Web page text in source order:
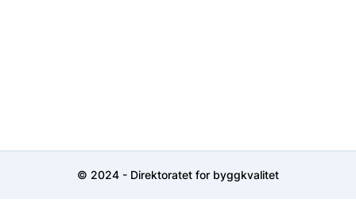
© 2024 - Direktoratet for byggkvalitet